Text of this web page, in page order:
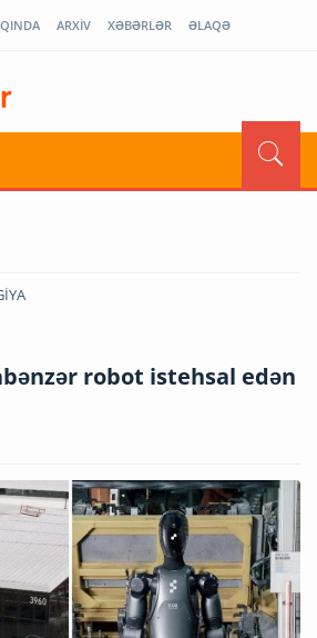
ARXİV XƏBƏRLƏR ƏLAQƏ
robot istehsal edən